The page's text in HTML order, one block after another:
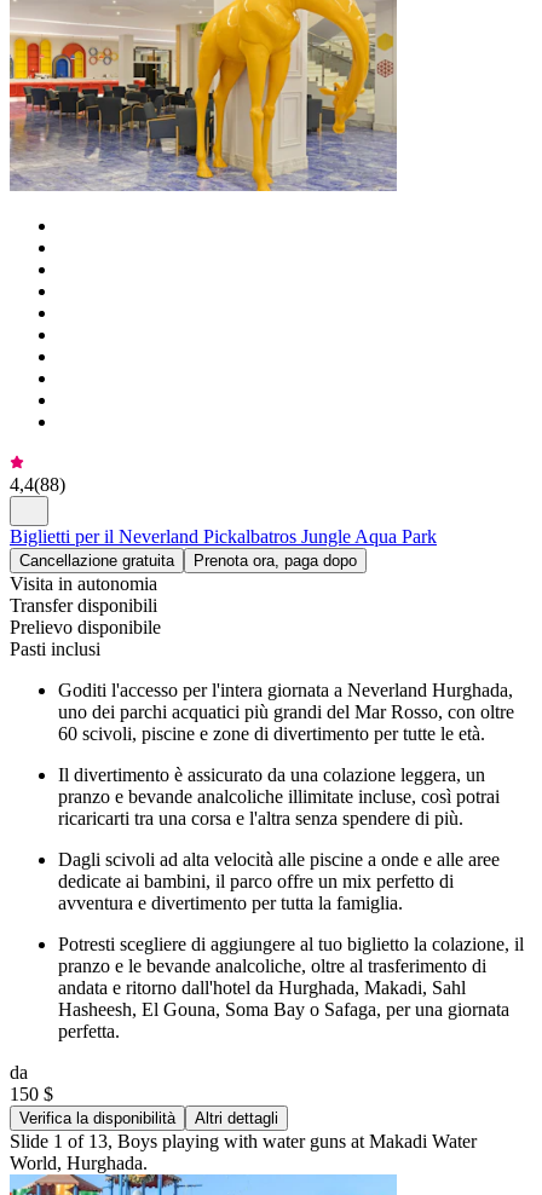
4,4(88)
Biglietti per il Neverland Pickalbatros Jungle Aqua Park
Cancellazione gratuita Prenota ora, paga dopo
Visita in autonomia
Transfer disponibili
Prelievo disponibile
Pasti inclusi
Goditi l'accesso per l'intera giornata a Neverland Hurghada,
uno dei parchi acquatici più grandi del Mar Rosso, con oltre
60 scivoli, piscine e zone di divertimento per tutte le età.
Il divertimento è assicurato da una colazione leggera, un
pranzo e bevande analcoliche illimitate incluse, così potrai
ricaricarti tra una corsa e l'altra senza spendere di più.
Dagli scivoli ad alta velocità alle piscine a onde e alle aree
dedicate ai bambini, il parco offre un mix perfetto di
avventura e divertimento per tutta la famiglia.
Potresti scegliere di aggiungere al tuo biglietto la colazione, il
pranzo e le bevande analcoliche, oltre al trasferimento di
andata e ritorno dall'hotel da Hurghada, Makadi, Sahl
Hasheesh, El Gouna, Soma Bay o Safaga, per una giornata
perfetta.
da
150 $
Verifica la disponibilità Altri dettagli
Slide 1 of 13, Boys playing with water guns at Makadi Water
World, Hurghada.